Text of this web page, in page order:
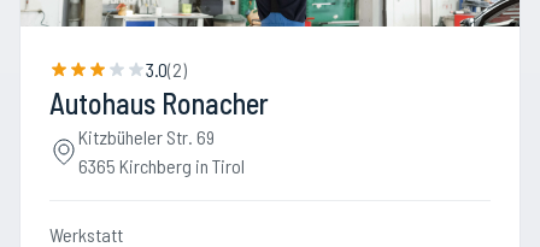
3.0(2)
Autohaus Ronacher
Kitzbüheler Str. 69
6365 Kirchberg in Tirol
Werkstatt